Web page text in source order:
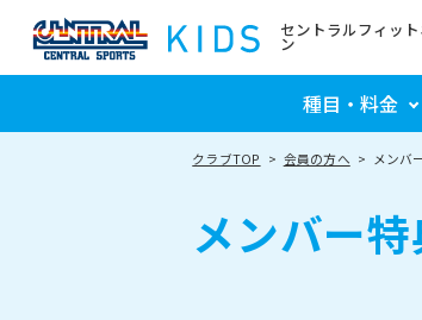
セントラルフィッ
ン
種目・料金
クラブTOP 会員の方へ メンバ
メンバー